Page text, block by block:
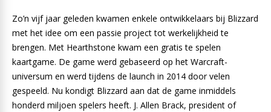
Zo’n vijf jaar geleden kwamen enkele ontwikkelaars bij Blizzard
met het idee om een passie project tot werkelijkheid te
brengen. Met Hearthstone kwam een gratis te spelen
kaartgame. De game werd gebaseerd op het Warcraft-
universum en werd tijdens de launch in 2014 door velen
gespeeld. Nu kondigt Blizzard aan dat de game inmiddels
honderd miljoen spelers heeft. J. Allen Brack, president of